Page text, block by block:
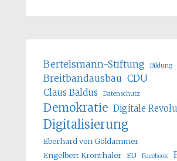
Bertelsmann-Stiftung Bildung
Breitbandausbau CDU
Claus Baldus Datenschutz
Demokratie Digitale
Digitalisierung
Eberhard von Goldammer
Engelbert Kronthaler EU Facebook